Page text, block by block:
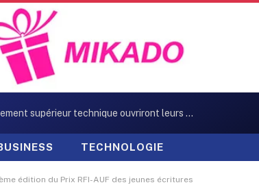
Neuf Centres d’enseignement supérieur technique ouvriront leurs portes en octobre
TECHNOLOGIE
édition du Prix RFI-AUF des jeunes écritures